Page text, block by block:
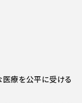
医療を公平に受ける